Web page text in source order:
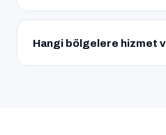
Nakit ödemenin yanı sıra
Hangi bölgelere hizmet